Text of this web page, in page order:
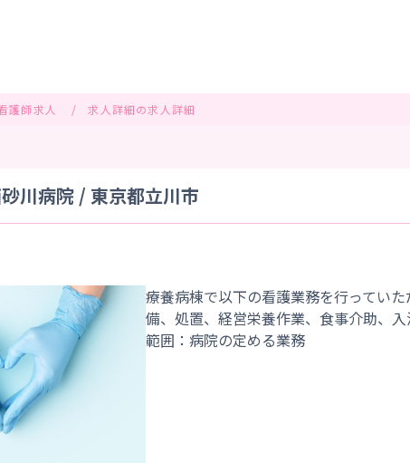
護師求人 求人詳細の求人詳細
川病院 / 東京都立川市
療養病棟で以下の看護業務を行ってい
備、処置、経営栄養作業、食事介助、